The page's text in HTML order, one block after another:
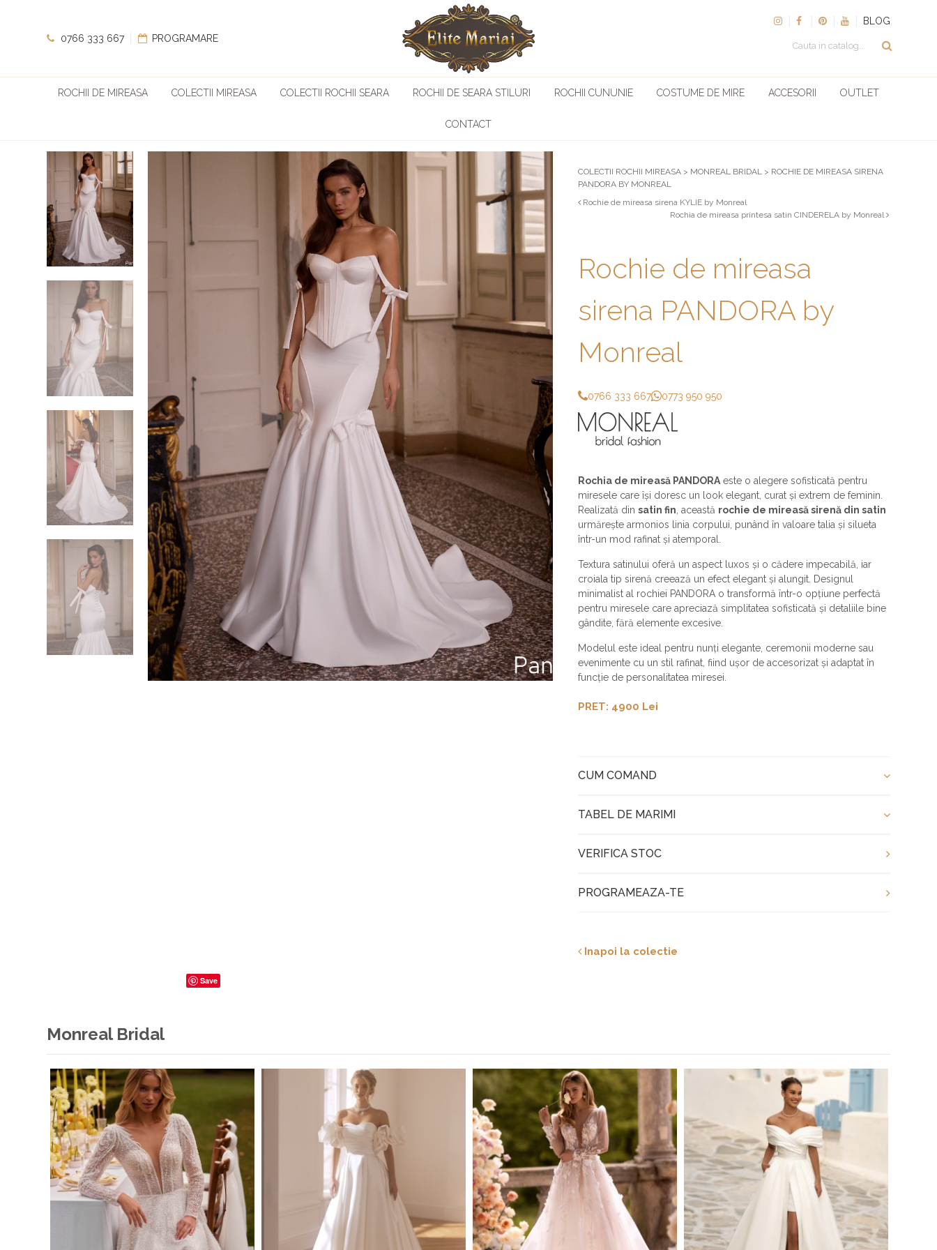
0766 333 667 PROGRAMARE
BLOG
ROCHII DE MIREASA COLECTII MIREASA COLECTII ROCHII SEARA ROCHII DE SEARA STILURI ROCHII CUNUNIE COSTUME DE MIRE ACCESORII OUTLET
CONTACT
COLECTII ROCHII MIREASA > MONREAL BRIDAL > ROCHIE DE MIREASA SIRENA
PANDORA BY MONREAL
Rochie de mireasa sirena KYLIE by Monreal
Rochia de mireasa printesa satin CINDERELA by Monreal
Rochie de mireasa
sirena PANDORA by
Monreal
0766 333 667 0773 950 950
Rochia de mireasă PANDORA este o alegere sofisticată pentru
miresele care își doresc un look elegant, curat și extrem de feminin.
Realizată dinsatin fin , această rochie de mireasă sirenă din satin
urmărește armonios linia corpului, punând în valoare talia și silueta
într-un mod rafinat și atemporal.
Textura satinului oferă un aspect luxos și o cădere impecabilă, iar
croiala tip sirenă creează un efect elegant și alungit. Designul
minimalist al rochiei PANDORA o transformă într-o opțiune perfectă
pentru miresele care apreciază simplitatea sofisticată și detaliile bine
gândite, fără elemente excesive.
Modelul este ideal pentru nunți elegante, ceremonii moderne sau
evenimente cu un stil rafinat, fiind ușor de accesorizat și adaptat în
funcție de personalitatea miresei.
PRET: 4900 Lei
CUM COMAND
TABEL DE MARIMI
VERIFICA STOC
PROGRAMEAZA-TE
Inapoi la colectie
Save
Monreal Bridal